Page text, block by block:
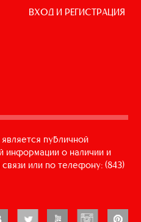
ВХОД И РЕГИСТРАЦИЯ
публичной
информации о наличии и
или по телефону: (843)